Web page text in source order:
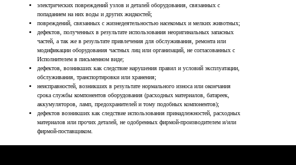
электрических повреждений узлов и деталей оборудования, связанных с
попаданием на них воды и других жидкостей;
повреждений, связанных с жизнедеятельностью насекомых и мелких животных;
дефектов, полученных в результате использования неоригинальных запасных
частей, а так же в результате привлечения для обслуживания, ремонта или
модификации оборудования частных лиц или организаций, не согласованных с
Исполнителем в письменном виде;
дефектов, возникших как следствие нарушения правил и условий эксплуатации,
обслуживания, транспортировки или хранения;
неисправностей, возникших в результате нормального износа или окончания
срока службы компонентов оборудования (расходных материалов, батареек,
аккумуляторов, ламп, предохранителей и тому подобных компонентов);
дефектов возникших как следствие использования принадлежностей, расходных
материалов или прочих деталей, не одобренных фирмой-производителем и/или
фирмой-поставщиком.